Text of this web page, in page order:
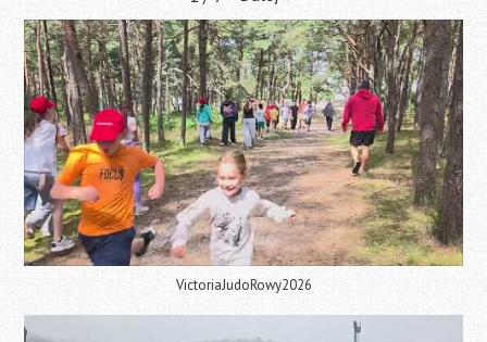
VictoriaJudoRowy2026